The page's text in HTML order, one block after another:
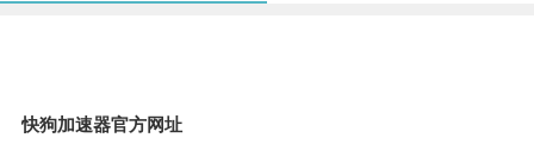
快狗加速器官方网址